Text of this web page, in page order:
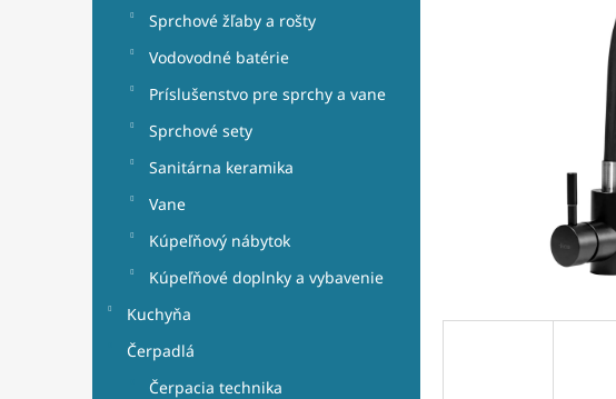
Sprchové žľaby a rošty
Vodovodné batérie
Príslušenstvo pre sprchy a vane
Sprchové sety
Sanitárna keramika
Vane
Kúpeľňový nábytok
Kúpeľňové doplnky a vybavenie
Kuchyňa
Čerpadlá
Čerpacia technika